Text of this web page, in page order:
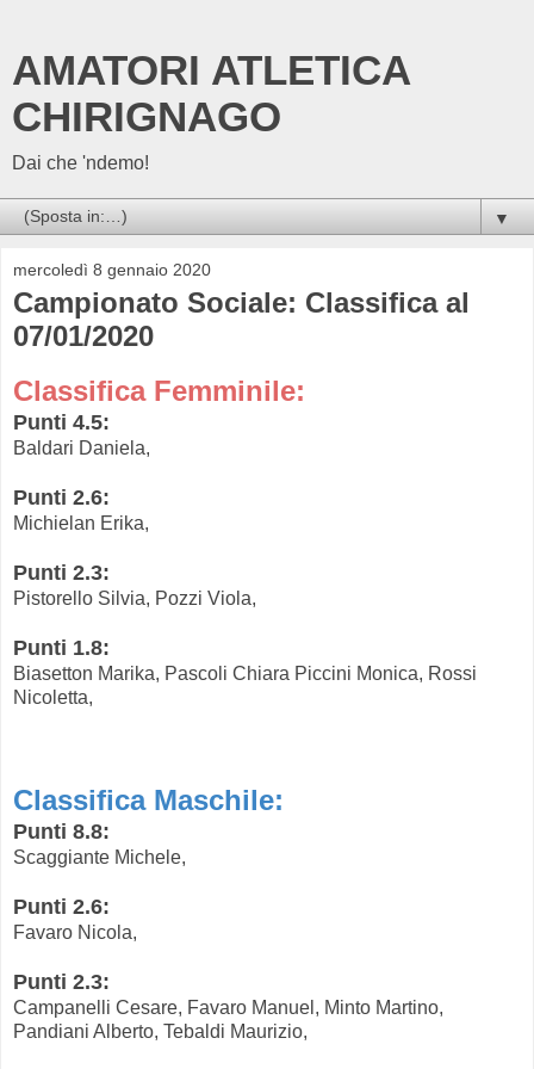
AMATORI ATLETICA
CHIRIGNAGO
Dai che 'ndemo!
▼
mercoledì 8 gennaio 2020
Campionato Sociale: Classifica al
07/01/2020
Classifica Femminile:
Punti 4.5:
Baldari Daniela,
Punti 2.6:
Michielan Erika,
Punti 2.3:
Pistorello Silvia, Pozzi Viola,
Punti 1.8:
Biasetton Marika, Pascoli Chiara Piccini Monica, Rossi
Nicoletta,
Classifica Maschile:
Punti 8.8:
Scaggiante Michele,
Punti 2.6:
Favaro Nicola,
Punti 2.3:
Campanelli Cesare, Favaro Manuel, Minto Martino,
Pandiani Alberto, Tebaldi Maurizio,